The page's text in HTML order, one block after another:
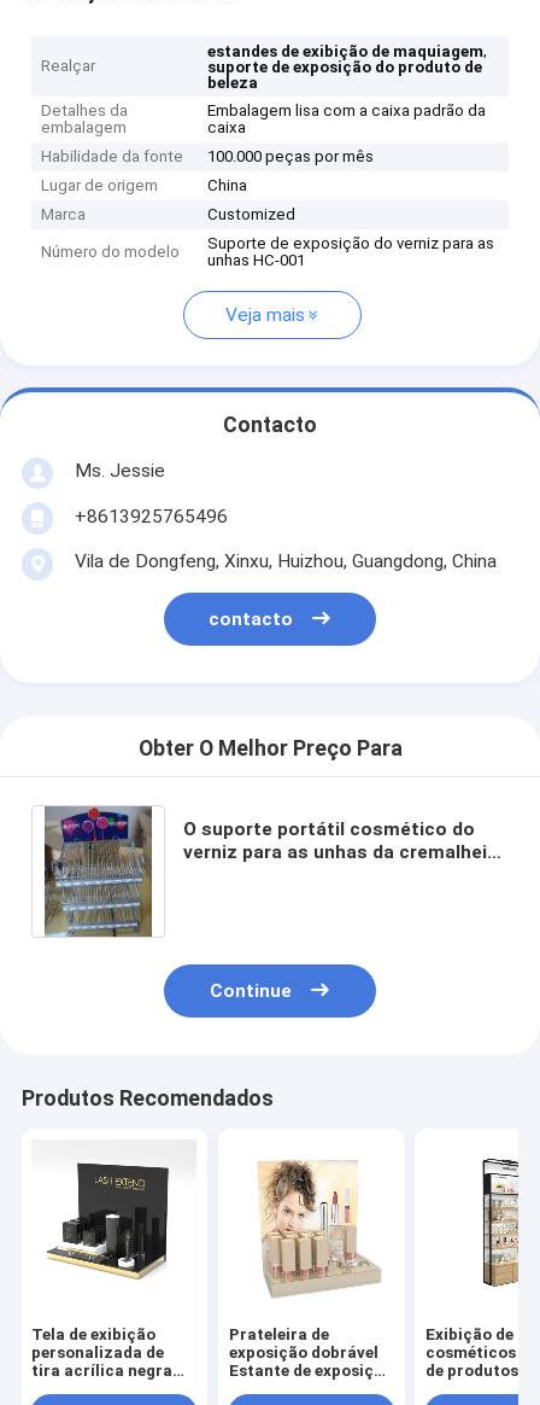
Realçar
estandes de exibição de maquiagem,
suporte de exposição do produto de
beleza
Detalhes da
embalagem
Embalagem lisa com a caixa padrão da
caixa
Habilidade da fonte
100.000 peças por mês
Lugar de origem
China
Marca
Customized
Número do modelo
Suporte de exposição do verniz para as
unhas HC-001
Veja mais
Contacto
Ms. Jessie
+8613925765496
Vila de Dongfeng, Xinxu, Huizhou, Guangdong, China
contacto
Obter O Melhor Preço Para
O suporte portátil cosmético do
verniz para as unhas da cremalheira
Continue
Produtos Recomendados
Tela de exibição
personalizada de
tira acrílica negra
Prateleira de
exposição dobrável
Estante de exposição
Exibição de
cosméticos
de produtos